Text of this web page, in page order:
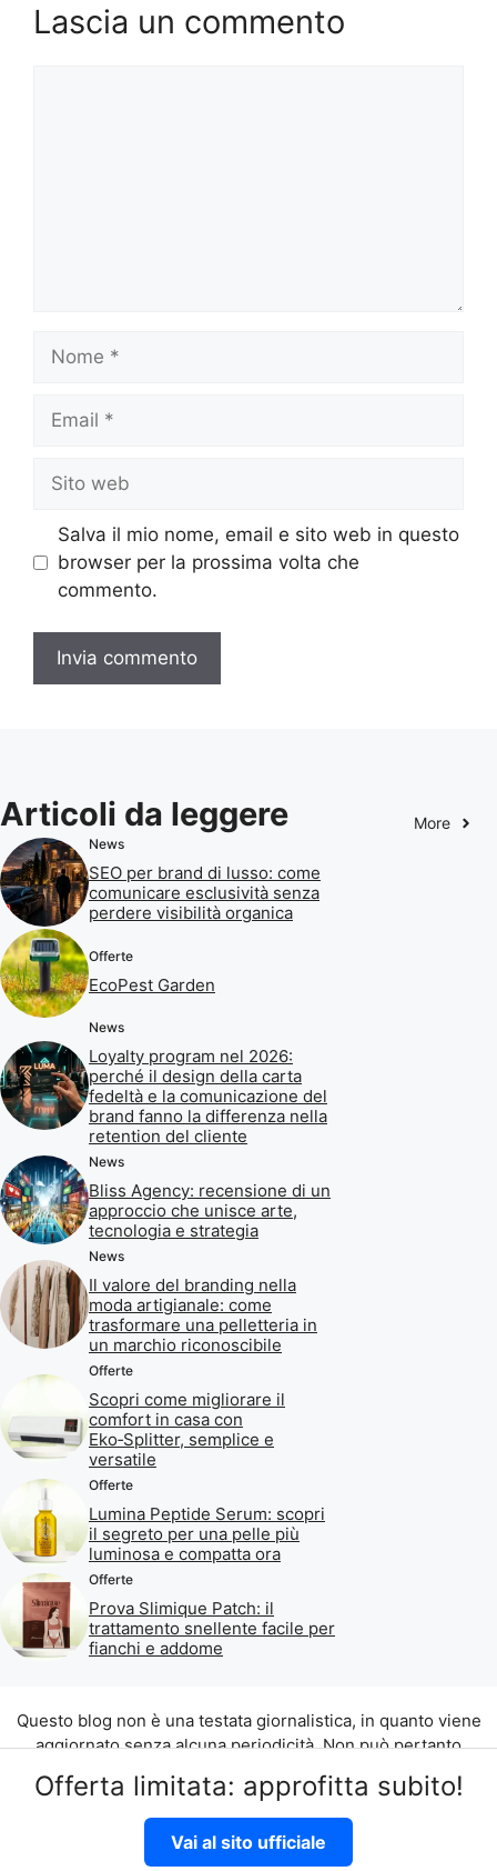
Offerta limitata: approfitta subito!
Vai al sito ufficiale
Lascia un commento
web
Salva il mio nome, email e sito web in questo
browser per la prossima volta che
commento.
Articoli da leggere More
News
SEO per brand di lusso: come
comunicare esclusività senza
perdere visibilità organica
Offerte
EcoPest Garden
News
Loyalty program nel 2026:
perché il design della carta
fedeltà e la comunicazione del
brand fanno la differenza nella
retention del cliente
News
Bliss Agency: recensione di un
approccio che unisce arte,
tecnologia e strategia
News
Il valore del branding nella
moda artigianale: come
trasformare una pelletteria in
un marchio riconoscibile
Offerte
Scopri come migliorare il
comfort in casa con
Eko‑Splitter, semplice e
versatile
Offerte
Lumina Peptide Serum: scopri
il segreto per una pelle più
luminosa e compatta ora
Offerte
Prova Slimique Patch: il
trattamento snellente facile per
fianchi e addome
Questo blog non è una testata giornalistica, in quanto viene
aggiornato senza alcuna periodicità. Non può pertanto
considerarsi un prodotto editoriale ai sensi della legge n. 62
del 07.03.2001.
©2026 di Aliados Srl C.da Piana Romana snc, 90010 Lascari
(PA) P.IVA 07262700821